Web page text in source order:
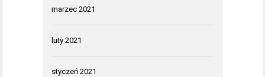
marzec 2021
luty 2021
styczeń 2021